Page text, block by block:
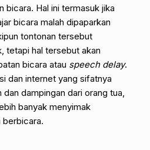
bicara. Hal ini termasuk jika
bicara malah dipaparkan
tontonan tersebut
tetapi hal tersebut akan
bicara atau speech delay.
dan internet yang sifatnya
dan dampingan dari orang tua,
banyak menyimak
berbicara.